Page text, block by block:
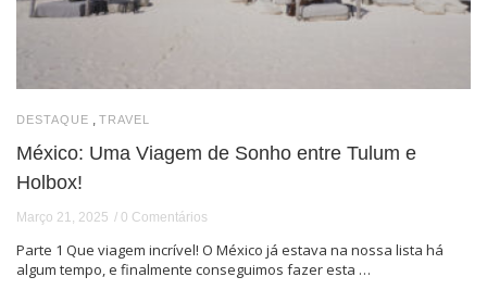
DESTAQUE , TRAVEL
México: Uma Viagem de Sonho entre Tulum e
Holbox!
Março 21, 2025 0 Comentários
Parte 1 Que viagem incrível! O México já estava na nossa lista há
algum tempo, e finalmente conseguimos fazer esta …